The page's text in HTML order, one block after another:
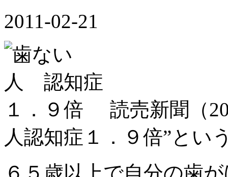
2011-02-21
読売新聞（
人認知症１．９倍”とい